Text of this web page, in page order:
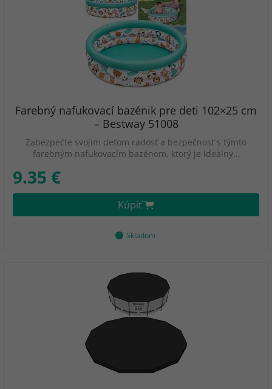
Farebný nafukovací bazénik pre deti 102×25 cm
– Bestway 51008
Zabezpečte svojim deťom radosť a bezpečnosť s týmto
farebným nafukovacím bazénom, ktorý je ideálny…
9.35 €
Kúpiť
Skladom